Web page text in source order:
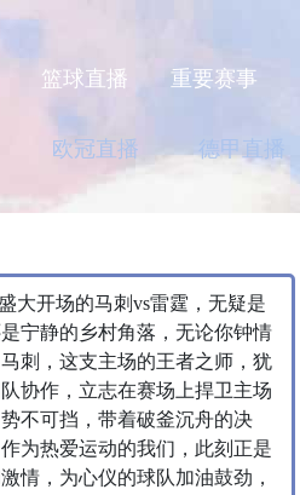
篮球直播 重要赛事
欧冠直播 德甲直播
大开场的马刺vs雷霆，无疑是
宁静的乡村角落，无论你钟情
刺，这支主场的王者之师，犹
协作，立志在赛场上捍卫主场
不可挡，带着破釜沉舟的决
为热爱运动的我们，此刻正是
情，为心仪的球队加油鼓劲，